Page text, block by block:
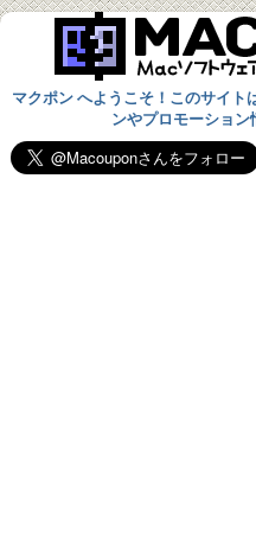
マクポン へようこそ！このサイト
ンやプロモーション